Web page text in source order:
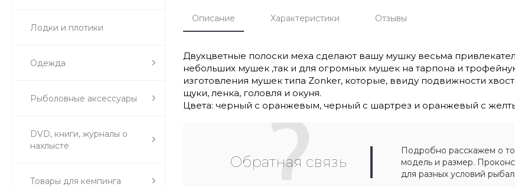
Лодки и плотики
Одежда
Рыболовные аксессуары
DVD, книги, журналы о
нахлысте
Товары для кемпинга
Описание Характеристики Отзывы
Двухцветные полоски меха сделают вашу мушку весьма
небольших мушек ,так и для огромных мушек на тарпона и
изготовления мушек типа Zonker, которые, ввиду подвижности
щуки, ленка, головля и окуня.
Цвета: черный с оранжевым, черный с шартрез и оранжевый с
Обратная связь
Подробно расскажем о
модель и размер.
для разных условий